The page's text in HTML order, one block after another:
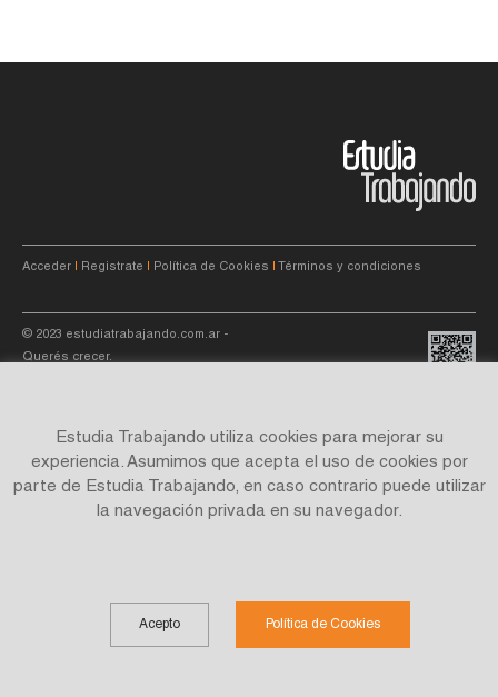
Acceder Registrate Política de Cookies Términos y condiciones
© 2023 estudiatrabajando.com.ar -
Querés crecer.
Site by
Estudia Trabajando utiliza cookies para mejorar su
experiencia. Asumimos que acepta el uso de cookies por
parte de Estudia Trabajando, en caso contrario puede utilizar
la navegación privada en su navegador.
Acepto Política de Cookies